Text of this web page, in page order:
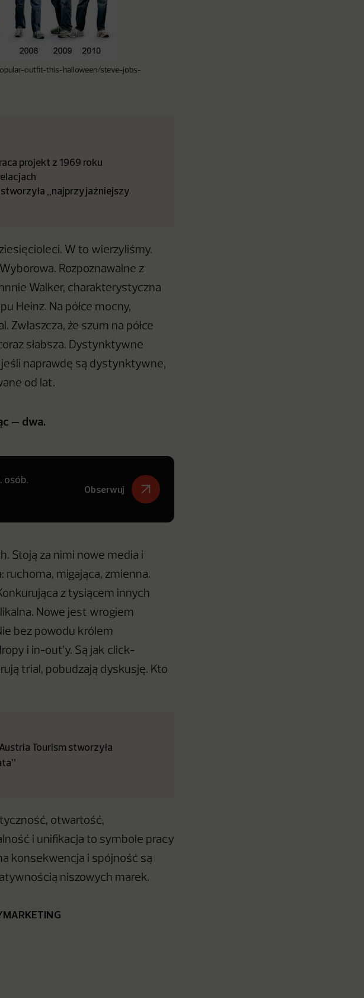
outfit-this-halloween/steve-jobs-
projekt z 1969 roku
„najprzyjaźniejszy
W to wierzyliśmy.
Rozpoznawalne z
Walker, charakterystyczna
Heinz. Na półce mocny,
Zwłaszcza, że szum na półce
słabsza. Dystynktywne
naprawdę są dystynktywne,
od lat.
– dwa.
osób.
Obserwuj
Stoją za nimi nowe media i
migająca, zmienna.
z tysiącem innych
Nowe jest wrogiem
bez powodu królem
i in-out’y. Są jak click-
trial, pobudzają dyskusję. Kto
Tourism stworzyła
otwartość,
i unifikacja to symbole pracy
konsekwencja i spójność są
niszowych marek.